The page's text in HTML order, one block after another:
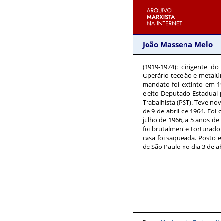
João Massena Melo
(1919-1974): dirigente do
Operário tecelão e
mandato foi extinto em
eleito Deputado Estadual
Trabalhista (PST). Teve
de 9 de abril de 1964. Foi
julho de 1966, a 5 anos
foi brutalmente
casa foi saqueada. Posto
de São Paulo no dia 3 de